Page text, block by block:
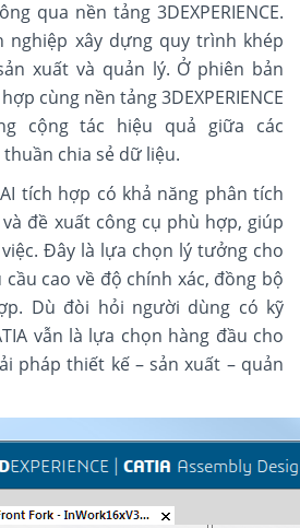
qua nền tảng 3DEXPERIENCE.
nghiệp xây dựng quy trình khép
xuất và quản lý. Ở phiên bản
cùng nền tảng 3DEXPERIENCE
cộng tác hiệu quả giữa các
chia sẻ dữ liệu.
tích hợp có khả năng phân tích
đề xuất công cụ phù hợp, giúp
Đây là lựa chọn lý tưởng cho
cầu cao về độ chính xác, đồng bộ
Dù đòi hỏi người dùng có kỹ
vẫn là lựa chọn hàng đầu cho
pháp thiết kế – sản xuất – quản